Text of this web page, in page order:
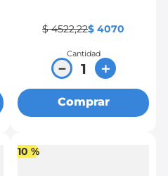
$ 4522,22$ 4070
Cantidad
＋
－
Comprar
10 %